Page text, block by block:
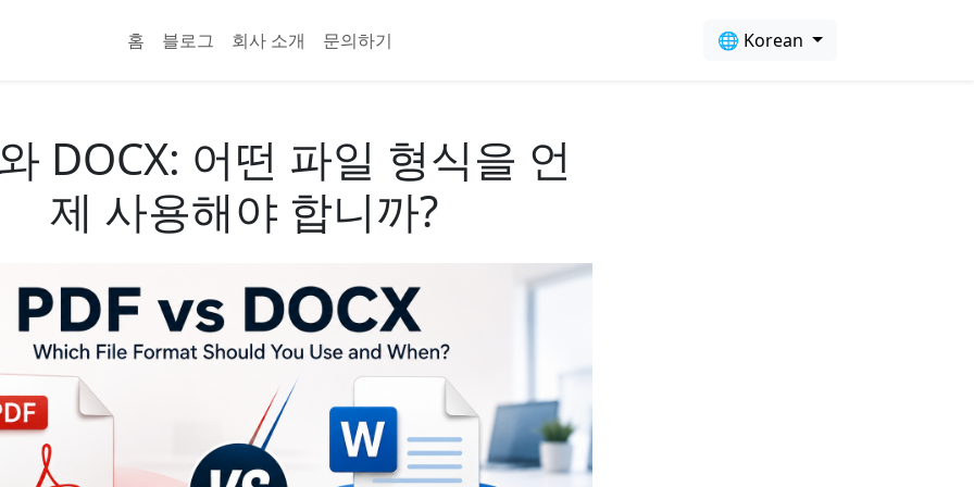
홈 블로그 회사 소개 문의하기 🌐 Korean
DOCX: 어떤 파일 형식을 언
제 사용해야 합니까?